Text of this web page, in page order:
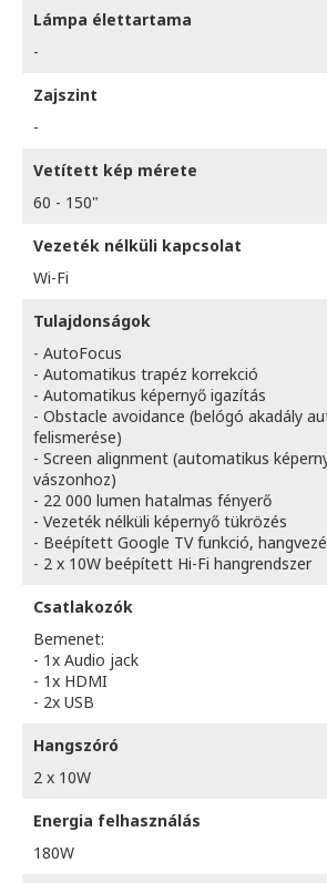
Lámpa élettartama
-
Zajszint
-
Vetített kép mérete
60 - 150"
Vezeték nélküli kapcsolat
Wi-Fi
Tulajdonságok
- AutoFocus
- Automatikus trapéz korrekció
- Automatikus képernyő igazítás
- Obstacle avoidance (belógó akadály
felismerése)
- Screen alignment (automatikus
vászonhoz)
- 22 000 lumen hatalmas fényerő
- Vezeték nélküli képernyő tükrözés
- Beépített Google TV funkció,
- 2 x 10W beépített Hi-Fi hangrendszer
Csatlakozók
Bemenet:
- 1x Audio jack
- 1x HDMI
- 2x USB
Hangszóró
2 x 10W
Energia felhasználás
180W